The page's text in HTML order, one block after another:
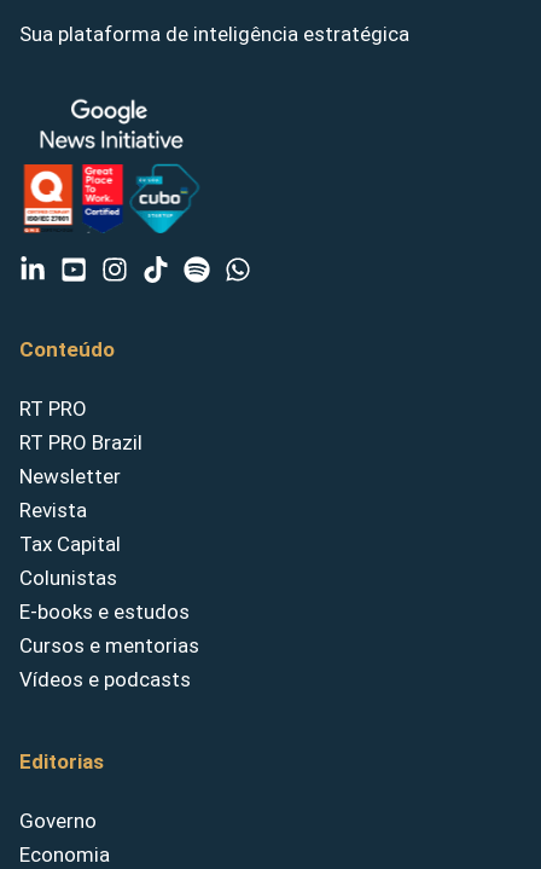
Sua plataforma de inteligência estratégica
Conteúdo
RT PRO
RT PRO Brazil
Newsletter
Revista
Tax Capital
Colunistas
E-books e estudos
Cursos e mentorias
Vídeos e podcasts
Editorias
Governo
Economia